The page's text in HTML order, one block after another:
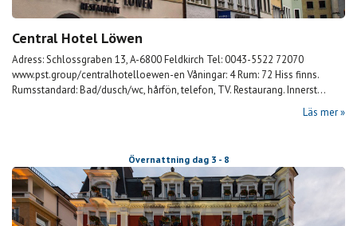
Central Hotel Löwen
Adress: Schlossgraben 13, A-6800 Feldkirch Tel: 0043-5522 72070
www.pst.group/centralhotelloewen-en Våningar: 4 Rum: 72 Hiss finns.
Rumsstandard: Bad/dusch/wc, hårfön, telefon, TV. Restaurang. Innerst...
Läs mer
Övernattning dag 3 - 8